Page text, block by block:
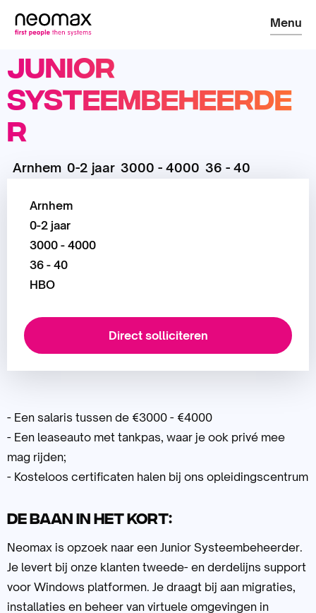
Menu
Junior
Systeembeheerde
r
Arnhem 0-2 jaar 3000 - 4000 36 - 40
Arnhem
0-2 jaar
3000 - 4000
36 - 40
HBO
Direct solliciteren
- Een salaris tussen de €3000 - €4000
- Een leaseauto met tankpas, waar je ook privé mee
mag rijden;
- Kosteloos certificaten halen bij ons opleidingscentrum
De baan in het kort:
Neomax is opzoek naar een Junior Systeembeheerder.
Je levert bij onze klanten tweede- en derdelijns support
voor Windows platformen. Je draagt bij aan migraties,
installaties en beheer van virtuele omgevingen in